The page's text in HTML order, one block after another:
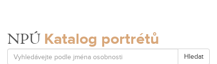
NPÚ Katalog portrétů
Hledat